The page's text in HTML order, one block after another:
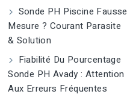
Sonde PH Piscine Fausse
Mesure ? Courant Parasite
& Solution
Fiabilité Du Pourcentage
Sonde PH Avady : Attention
Aux Erreurs Fréquentes